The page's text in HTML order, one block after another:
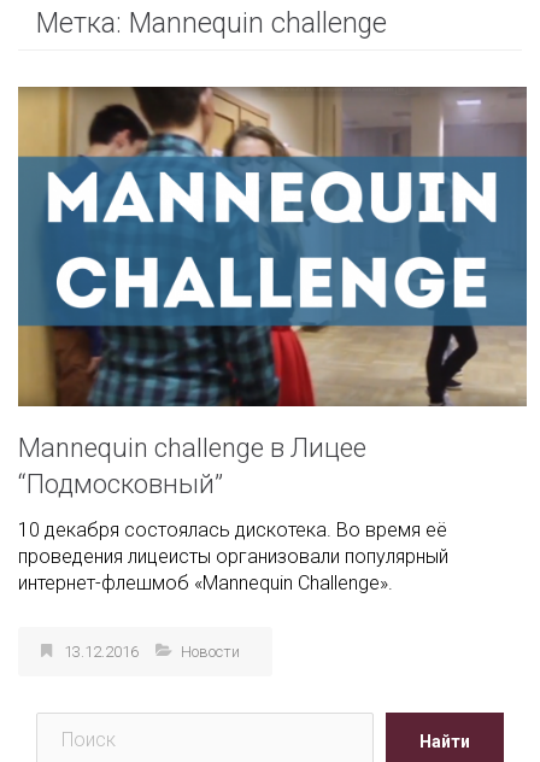
Метка: Mannequin challenge
Mannequin challenge в Лицее
“Подмосковный”
10 декабря состоялась дискотека. Во время её
проведения лицеисты организовали популярный
интернет-флешмоб «Mannequin Challenge».
13.12.2016 Новости
Поиск
Найти